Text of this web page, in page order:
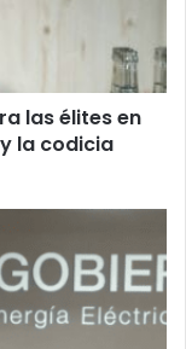
las élites en
la codicia